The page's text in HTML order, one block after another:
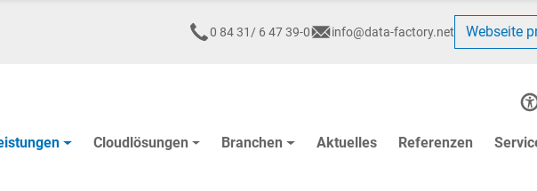
0 84 31/ 6 47 39-0 info@data-factory.net Webseite
Cloudlösungen Branchen Aktuelles Referenzen